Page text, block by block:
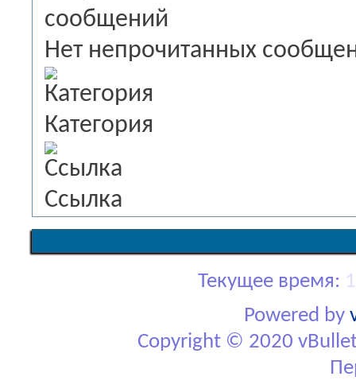
Нет непрочитанных
Категория
Ссылка
Текущее время:
Powered by
Copyright © 2020